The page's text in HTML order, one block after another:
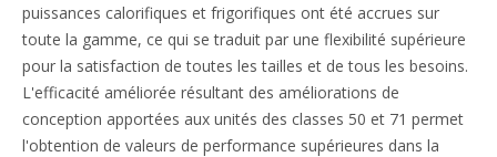
puissances calorifiques et frigorifiques ont été accrues sur
toute la gamme, ce qui se traduit par une flexibilité supérieure
pour la satisfaction de toutes les tailles et de tous les besoins.
L'efficacité améliorée résultant des améliorations de
conception apportées aux unités des classes 50 et 71 permet
l'obtention de valeurs de performance supérieures dans la